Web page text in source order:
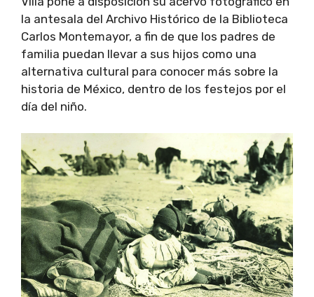
la antesala del Archivo Histórico de la Biblioteca
Carlos Montemayor, a fin de que los padres de
familia puedan llevar a sus hijos como una
alternativa cultural para conocer más sobre la
historia de México, dentro de los festejos por el
día del niño.